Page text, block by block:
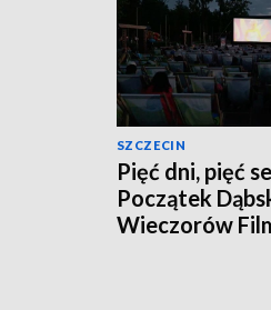
SZCZECIN
Pięć dni, pięć
Początek
Wieczorów